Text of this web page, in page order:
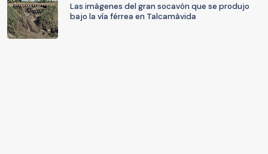
Las imágenes del gran socavón que se produjo
bajo la vía férrea en Talcamávida